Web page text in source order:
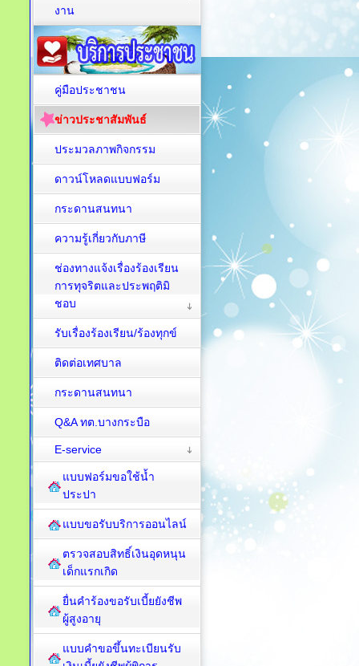
งาน
คู่มือประชาชน
ข่าวประชาสัมพันธ์
ประมวลภาพกิจกรรม
ดาวน์โหลดแบบฟอร์ม
กระดานสนทนา
ความรู้เกี่ยวกับภาษี
ช่องทางแจ้งเรื่องร้องเรียน
การทุจริตและประพฤติมิ
ชอบ
รับเรื่องร้องเรียน/ร้องทุกข์
ติดต่อเทศบาล
กระดานสนทนา
Q&A ทต.บางกระบือ
E-service
แบบฟอร์มขอใช้น้ำ
ประปา
แบบขอรับบริการออนไลน์
ตรวจสอบสิทธิ์เงินอุดหนุน
เด็กแรกเกิด
ยื่นคำร้องขอรับเบี้ยยังชีพ
ผู้สูงอายุ
แบบคำขอขึ้นทะเบียนรับ